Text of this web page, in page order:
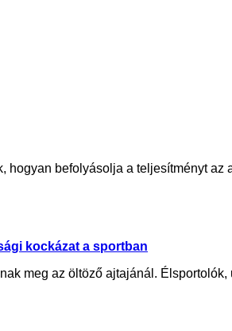
befolyásolja a teljesítményt az
kockázat a sportban
meg az öltöző ajtajánál.